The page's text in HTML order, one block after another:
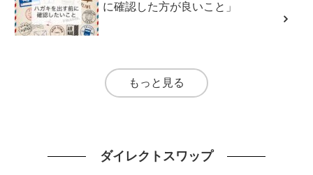
に確認した方が良いこと」
もっと見る
ダイレクトスワップ